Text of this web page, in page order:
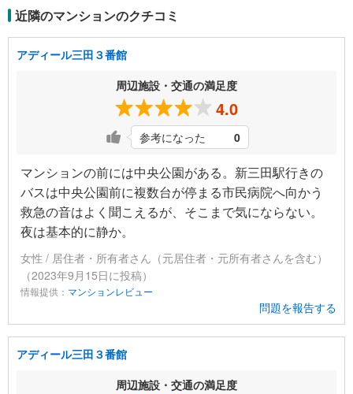
近隣のマンションのクチコミ
アディール三田３番館
周辺施設・交通の満足度
4.0
参考になった 0
マンションの前には中央公園がある。新三田駅行きの
バスは中央公園前に複数台が停まる市民病院へ向かう
救急の音はよく聞こえるが、そこまで気にならない。
夜は基本的に静か。
女性 / 居住者・所有者さん（元居住者・元所有者さんを含む）
（2023年9月15日に投稿）
情報提供： マンションレビュー
問題を報告する
アディール三田３番館
周辺施設・交通の満足度